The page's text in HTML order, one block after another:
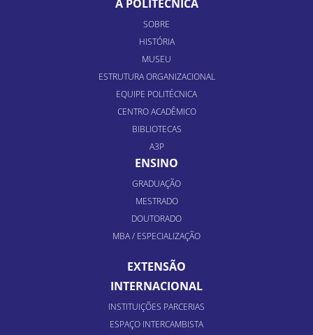
A POLITÉCNICA
SOBRE
HISTÓRIA
MUSEU
ESTRUTURA ORGANIZACIONAL
EQUIPE POLITÉCNICA
CENTRO ACADÊMICO
BIBLIOTECAS
A3P
ENSINO
GRADUAÇÃO
MESTRADO
DOUTORADO
MBA / ESPECIALIZAÇÃO
EXTENSÃO
INTERNACIONAL
INSTITUIÇÕES PARCERIAS
ESPAÇO INTERCAMBISTA